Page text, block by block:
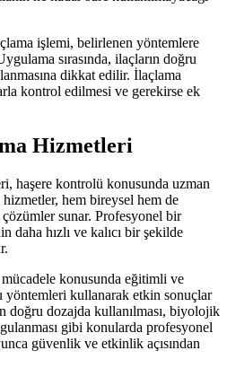
işlemi, belirlenen yöntemlere
sırasında, ilaçların doğru
dikkat edilir. İlaçlama
kontrol edilmesi ve gerekirse ek
Hizmetleri
haşere kontrolü konusunda uzman
hem bireysel hem de
sunar. Profesyonel bir
daha hızlı ve kalıcı bir şekilde
konusunda eğitimli ve
kullanarak etkin sonuçlar
doğru dozajda kullanılması, biyolojik
gibi konularda profesyonel
güvenlik ve etkinlik açısından